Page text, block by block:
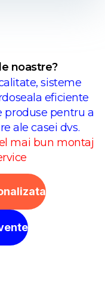
noastre?
sisteme
eficiente
produse pentru a
ale casei dvs.
mai bun montaj